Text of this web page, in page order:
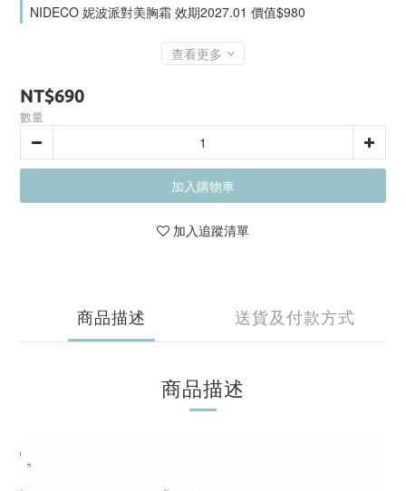
NIDECO 妮波派對美胸霜 效期2027.01 價值$980
查看更多
NT$690
數量
加入購物車
加入追蹤清單
商品描述 送貨及付款方式
商品描述